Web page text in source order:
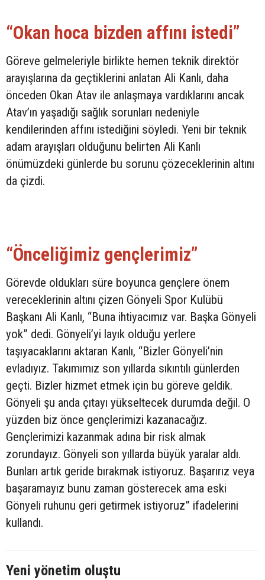
“Okan hoca bizden affını istedi”
Göreve gelmeleriyle birlikte hemen teknik direktör
arayışlarına da geçtiklerini anlatan Ali Kanlı, daha
önceden Okan Atav ile anlaşmaya vardıklarını ancak
Atav’ın yaşadığı sağlık sorunları nedeniyle
kendilerinden affını istediğini söyledi. Yeni bir teknik
adam arayışları olduğunu belirten Ali Kanlı
önümüzdeki günlerde bu sorunu çözeceklerinin altını
da çizdi.
“Önceliğimiz gençlerimiz”
Görevde oldukları süre boyunca gençlere önem
vereceklerinin altını çizen Gönyeli Spor Kulübü
Başkanı Ali Kanlı, “Buna ihtiyacımız var. Başka Gönyeli
yok” dedi. Gönyeli’yi layık olduğu yerlere
taşıyacaklarını aktaran Kanlı, “Bizler Gönyeli’nin
evladıyız. Takımımız son yıllarda sıkıntılı günlerden
geçti. Bizler hizmet etmek için bu göreve geldik.
Gönyeli şu anda çıtayı yükseltecek durumda değil. O
yüzden biz önce gençlerimizi kazanacağız.
Gençlerimizi kazanmak adına bir risk almak
zorundayız. Gönyeli son yıllarda büyük yaralar aldı.
Bunları artık geride bırakmak istiyoruz. Başarırız veya
başaramayız bunu zaman gösterecek ama eski
Gönyeli ruhunu geri getirmek istiyoruz” ifadelerini
kullandı.
Yeni yönetim oluştu